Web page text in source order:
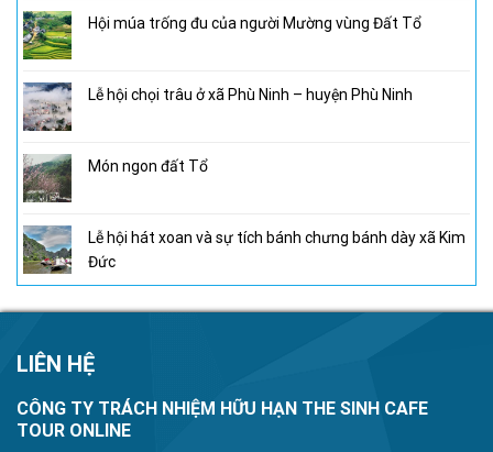
Hội múa trống đu của người Mường vùng Đất Tổ
Lễ hội chọi trâu ở xã Phù Ninh – huyện Phù Ninh
Món ngon đất Tổ
Lễ hội hát xoan và sự tích bánh chưng bánh dày xã Kim
Đức
LIÊN HỆ
CÔNG TY TRÁCH NHIỆM HỮU HẠN THE SINH CAFE
TOUR ONLINE